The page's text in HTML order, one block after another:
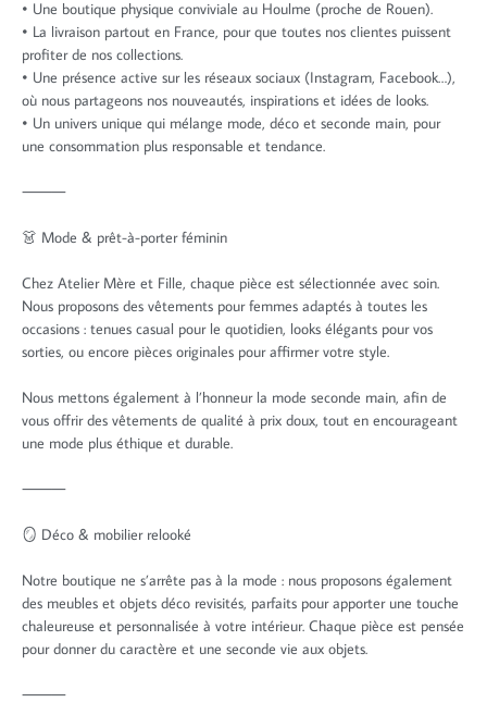
• Une boutique physique conviviale au Houlme (proche de Rouen).
• La livraison partout en France, pour que toutes nos clientes puissent
profiter de nos collections.
• Une présence active sur les réseaux sociaux (Instagram, Facebook…),
où nous partageons nos nouveautés, inspirations et idées de looks.
• Un univers unique qui mélange mode, déco et seconde main, pour
une consommation plus responsable et tendance.
⸻
👗 Mode & prêt-à-porter féminin
Chez Atelier Mère et Fille, chaque pièce est sélectionnée avec soin.
Nous proposons des vêtements pour femmes adaptés à toutes les
occasions : tenues casual pour le quotidien, looks élégants pour vos
sorties, ou encore pièces originales pour affirmer votre style.
Nous mettons également à l’honneur la mode seconde main, afin de
vous offrir des vêtements de qualité à prix doux, tout en encourageant
une mode plus éthique et durable.
⸻
🪞 Déco & mobilier relooké
Notre boutique ne s’arrête pas à la mode : nous proposons également
des meubles et objets déco revisités, parfaits pour apporter une touche
chaleureuse et personnalisée à votre intérieur. Chaque pièce est pensée
pour donner du caractère et une seconde vie aux objets.
⸻